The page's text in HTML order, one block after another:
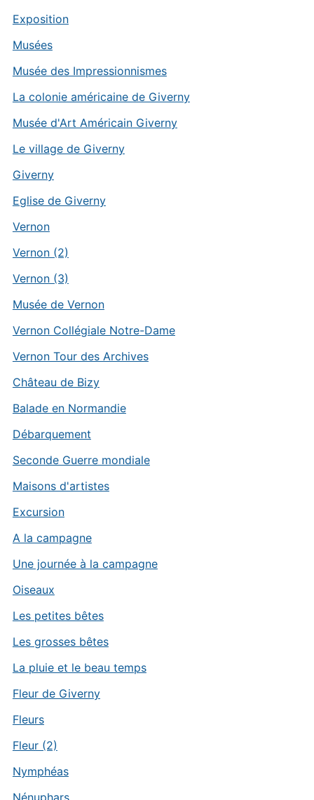
Exposition
Musées
Musée des Impressionnismes
La colonie américaine de Giverny
Musée d'Art Américain Giverny
Le village de Giverny
Giverny
Eglise de Giverny
Vernon
Vernon (2)
Vernon (3)
Musée de Vernon
Vernon Collégiale Notre-Dame
Vernon Tour des Archives
Château de Bizy
Balade en Normandie
Débarquement
Seconde Guerre mondiale
Maisons d'artistes
Excursion
A la campagne
Une journée à la campagne
Oiseaux
Les petites bêtes
Les grosses bêtes
La pluie et le beau temps
Fleur de Giverny
Fleurs
Fleur (2)
Nymphéas
Nénuphars